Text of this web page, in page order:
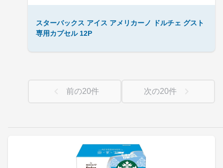
スターバックス アイス アメリカーノ ドルチェ グスト
専用カプセル 12P
前の20件 次の20件